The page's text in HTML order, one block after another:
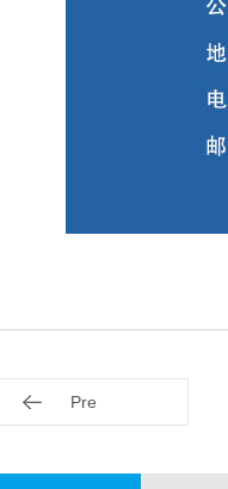
Pre